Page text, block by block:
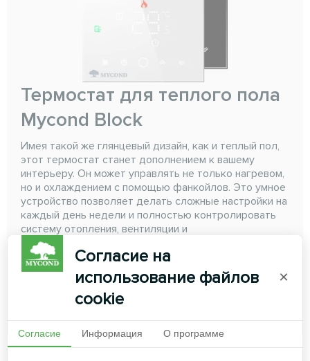
Термостат для теплого пола
Mycond Block
Имея такой же глянцевый дизайн, как и теплый пол,
этот термостат станет дополнением к вашему
интерьеру. Он может управлять не только нагревом,
но и охлаждением с помощью фанкойлов. Это умное
устройство позволяет делать сложные настройки на
каждый день недели и полностью контролировать
систему отопления, вентиляции и
кондиционирования, даже если вы находитесь
далеко от дома
ЧИТАТЬ ДАЛЕЕ
Согласие на
использование файлов
cookie
×
Согласие Информация О программе